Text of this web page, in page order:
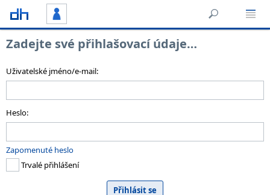
Zadejte své přihlašovací údaje…
Uživatelské jméno/e-mail:
Heslo:
Zapomenuté heslo
Trvalé přihlášení